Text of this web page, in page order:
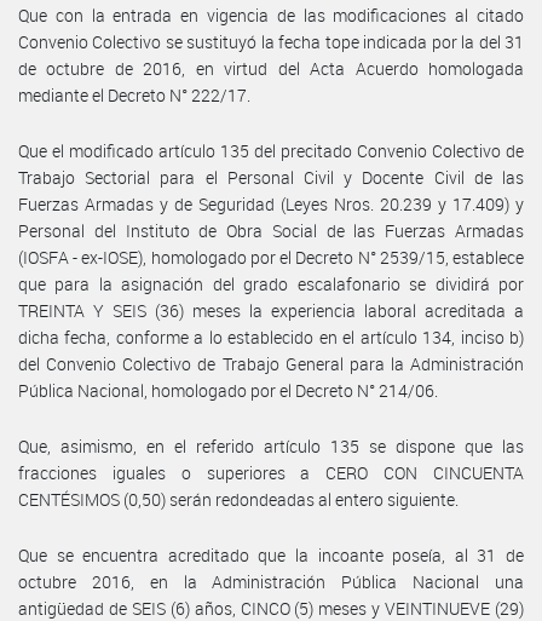
Que con la entrada en vigencia de las modificaciones al citado
Convenio Colectivo se sustituyó la fecha tope indicada por la del 31
de octubre de 2016, en virtud del Acta Acuerdo homologada
mediante el Decreto N° 222/17.
Que el modificado artículo 135 del precitado Convenio Colectivo de
Trabajo Sectorial para el Personal Civil y Docente Civil de las
Fuerzas Armadas y de Seguridad (Leyes Nros. 20.239 y 17.409) y
Personal del Instituto de Obra Social de las Fuerzas Armadas
(IOSFA - ex-IOSE), homologado por el Decreto N° 2539/15, establece
que para la asignación del grado escalafonario se dividirá por
TREINTA Y SEIS (36) meses la experiencia laboral acreditada a
dicha fecha, conforme a lo establecido en el artículo 134, inciso b)
del Convenio Colectivo de Trabajo General para la Administración
Pública Nacional, homologado por el Decreto N° 214/06.
Que, asimismo, en el referido artículo 135 se dispone que las
fracciones iguales o superiores a CERO CON CINCUENTA
CENTÉSIMOS (0,50) serán redondeadas al entero siguiente.
Que se encuentra acreditado que la incoante poseía, al 31 de
octubre 2016, en la Administración Pública Nacional una
antigüedad de SEIS (6) años, CINCO (5) meses y VEINTINUEVE (29)